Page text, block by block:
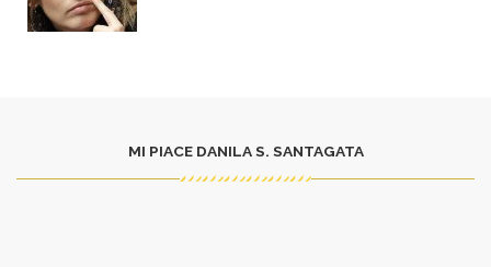
MI PIACE DANILA S. SANTAGATA